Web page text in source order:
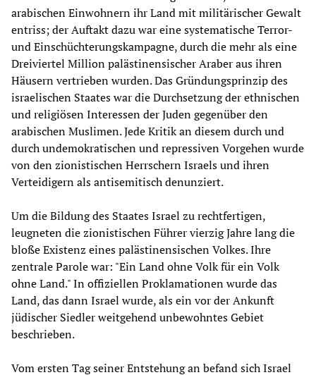
arabischen Einwohnern ihr Land mit militärischer Gewalt
entriss; der Auftakt dazu war eine systematische Terror-
und Einschüchterungskampagne, durch die mehr als eine
Dreiviertel Million palästinensischer Araber aus ihren
Häusern vertrieben wurden. Das Gründungsprinzip des
israelischen Staates war die Durchsetzung der ethnischen
und religiösen Interessen der Juden gegenüber den
arabischen Muslimen. Jede Kritik an diesem durch und
durch undemokratischen und repressiven Vorgehen wurde
von den zionistischen Herrschern Israels und ihren
Verteidigern als antisemitisch denunziert.
Um die Bildung des Staates Israel zu rechtfertigen,
leugneten die zionistischen Führer vierzig Jahre lang die
bloße Existenz eines palästinensischen Volkes. Ihre
zentrale Parole war: "Ein Land ohne Volk für ein Volk
ohne Land." In offiziellen Proklamationen wurde das
Land, das dann Israel wurde, als ein vor der Ankunft
jüdischer Siedler weitgehend unbewohntes Gebiet
beschrieben.
Vom ersten Tag seiner Entstehung an befand sich Israel